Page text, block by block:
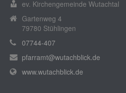
ev. Kirchengemeinde Wutachtal
Gartenweg 4
79780 Stühlingen
07744-407
pfarramt@wutachblick.de
www.wutachblick.de